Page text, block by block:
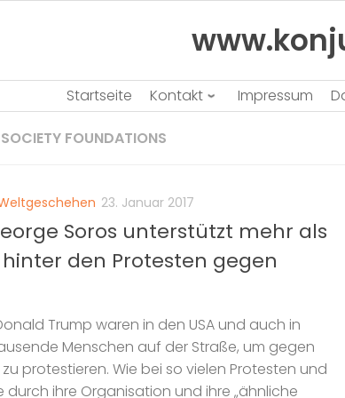
Startseite Kontakt Impressum
FOUNDATIONS
23. Januar 2017
Soros unterstützt mehr als
den Protesten gegen
Trump waren in den USA und auch in
Menschen auf der Straße, um gegen
protestieren. Wie bei so vielen Protesten und
ihre Organisation und ihre „ähnliche